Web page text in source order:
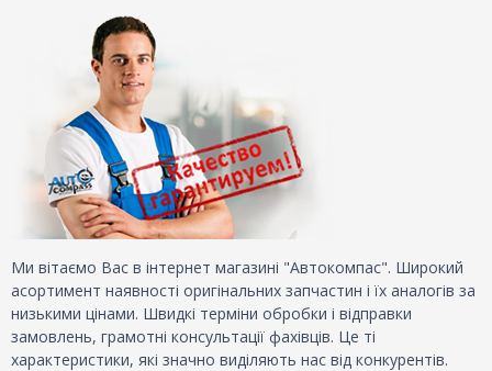
Ми вітаємо Вас в інтернет магазині "Автокомпас". Широкий
асортимент наявності оригінальних запчастин і їх аналогів за
низькими цінами. Швидкі терміни обробки і відправки
замовлень, грамотні консультації фахівців. Це ті
характеристики, які значно виділяють нас від конкурентів.